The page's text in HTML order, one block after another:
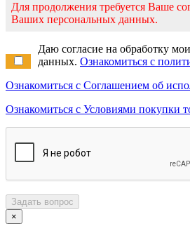
Для продолжения требуется Ваше
Ваших персональных данных.
Даю согласие на обработку
данных. Ознакомиться с
Ознакомиться с Соглашением об
Ознакомиться с Условиями покупки
Задать вопрос
×